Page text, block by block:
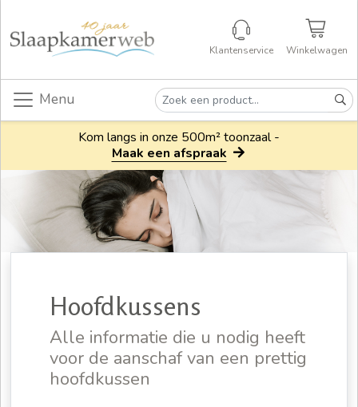
Klantenservice Winkelwagen
Menu
Kom langs in onze 500m² toonzaal -
Maak een afspraak
Hoofdkussens
Alle informatie die u nodig heeft
voor de aanschaf van een prettig
hoofdkussen